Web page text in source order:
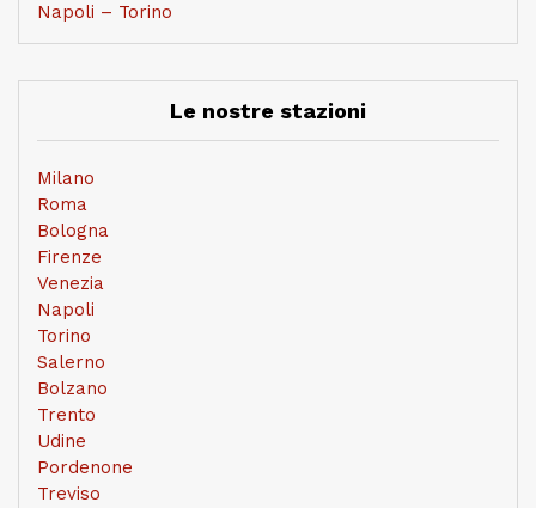
Napoli – Torino
Le nostre stazioni
Milano
Roma
Bologna
Firenze
Venezia
Napoli
Torino
Salerno
Bolzano
Trento
Udine
Pordenone
Treviso